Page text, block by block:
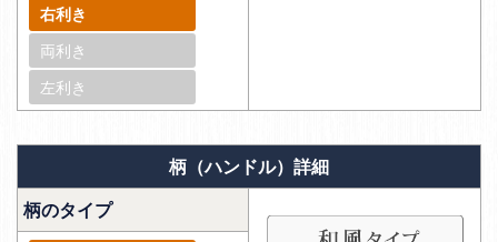
右利き
両利き
左利き
柄（ハンドル）詳細
柄のタイプ